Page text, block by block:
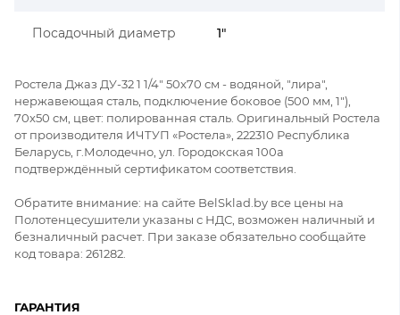
Посадочный диаметр 1"
Ростела Джаз ДУ-32 1 1/4" 50x70 см - водяной, "лира",
нержавеющая сталь, подключение боковое (500 мм, 1"),
70x50 см, цвет: полированная сталь. Оригинальный Ростела
от производителя ИЧТУП «Ростела», 222310 Республика
Беларусь, г.Молодечно, ул. Городокская 100а
подтверждённый сертификатом соответствия.
Обратите внимание: на сайте BelSklad.by все цены на
Полотенцесушители указаны с НДС, возможен наличный и
безналичный расчет. При заказе обязательно сообщайте
код товара: 261282.
ГАРАНТИЯ